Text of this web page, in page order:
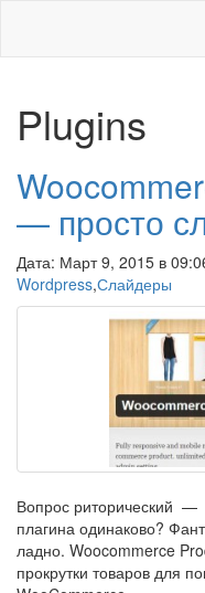
Plugins
— просто
Дата: Март 9, 2015 в
Wordpress,Слайдеры
Вопрос риторический —
плагина одинаково?
ладно. Woocommerce
прокрутки товаров для